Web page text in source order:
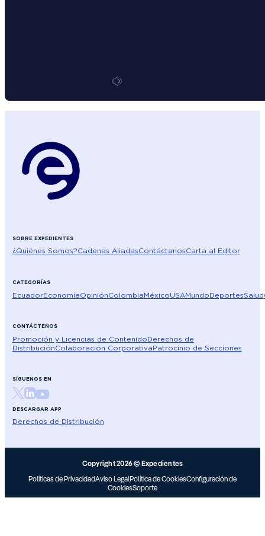
SOBRE EXPEDIENTES
¿Quiénes Somos?Cadenas AliadasContáctanosCarta al Editor
CATEGORÍAS
EcuadorEconomíaOpiniónColombiaMéxicoUSAMundoDeportesSalud
CONTÁCTENOS
Promoción y Licencias de ContenidoDerechos de
DistribuciónColaboración CorporativaPatrocinio de Secciones
SÍGUENOS EN
DESCARGAR APP
Derechos de Distribución
Copyright 2026 © Expedientes
Políticas de PrivacidadAviso LegalPolítica de CookiesConfiguración de
CookiesSoporte